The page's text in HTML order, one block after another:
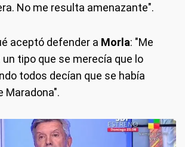
No me resulta amenazante".
aceptó defender a Morla: "Me
un tipo que se merecía que lo
todos decían que se había
Maradona".